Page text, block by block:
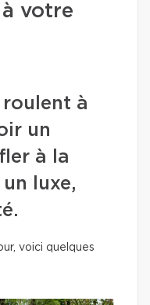
votre
roulent à
un
à la
un luxe,
voici quelques